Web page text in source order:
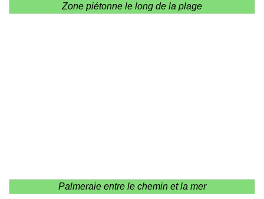
Zone piétonne le long de la plage
Palmeraie entre le chemin et la mer